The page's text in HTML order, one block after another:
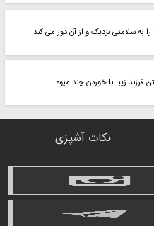
به سلامتی نزدیک و از آن دور می کند
فرزند زیبا با خوردن چند میوه
نکات آشپزی